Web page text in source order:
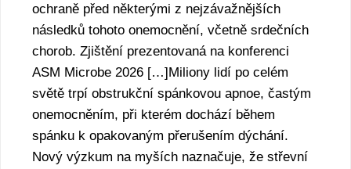
ochraně před některými z nejzávažnějších
následků tohoto onemocnění, včetně srdečních
chorob. Zjištění prezentovaná na konferenci
ASM Microbe 2026 […]Miliony lidí po celém
světě trpí obstrukční spánkovou apnoe, častým
onemocněním, při kterém dochází během
spánku k opakovaným přerušením dýchání.
Nový výzkum na myších naznačuje, že střevní